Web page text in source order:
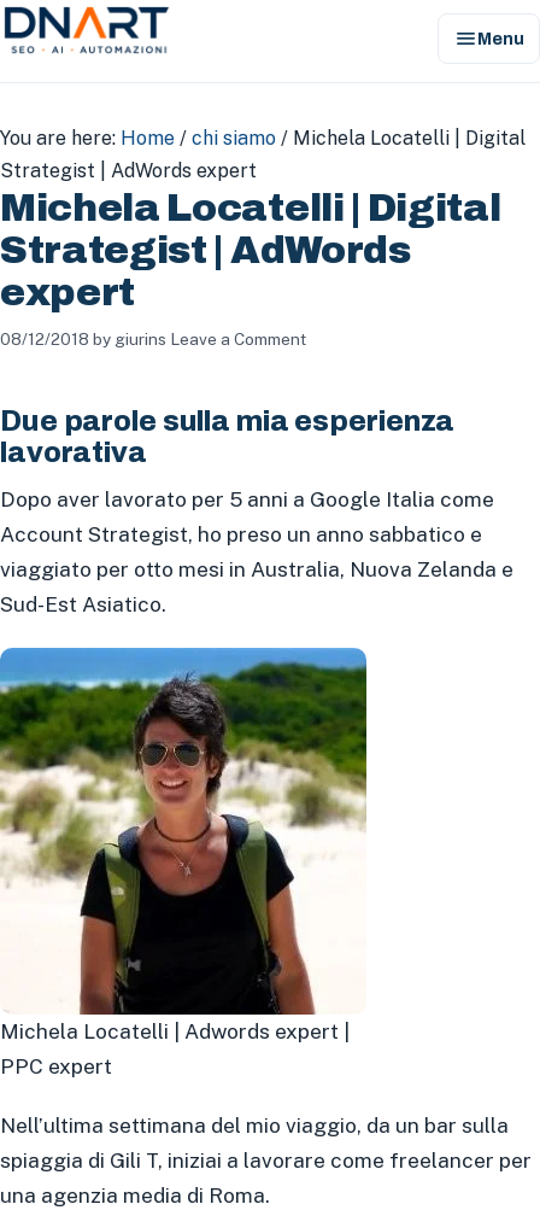
DNArt menuMenu
You are here: Home / chi siamo / Michela Locatelli | Digital
Strategist | AdWords expert
Michela Locatelli | Digital
Strategist | AdWords
expert
08/12/2018 by giurins Leave a Comment
Due parole sulla mia esperienza
lavorativa
Dopo aver lavorato per 5 anni a Google Italia come
Account Strategist, ho preso un anno sabbatico e
viaggiato per otto mesi in Australia, Nuova Zelanda e
Sud-Est Asiatico.
Michela Locatelli | Adwords expert |
PPC expert
Nell’ultima settimana del mio viaggio, da un bar sulla
spiaggia di Gili T, iniziai a lavorare come freelancer per
una agenzia media di Roma.